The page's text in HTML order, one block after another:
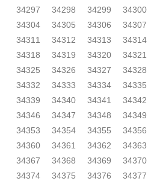
34297
34298 34299 34300
34304
34305 34306 34307
34311
34312 34313 34314
34318
34319 34320 34321
34325
34326 34327 34328
34332
34333 34334 34335
34339
34340 34341 34342
34346
34347 34348 34349
34353
34354 34355 34356
34360
34361 34362 34363
34367
34368 34369 34370
34374
34375 34376 34377